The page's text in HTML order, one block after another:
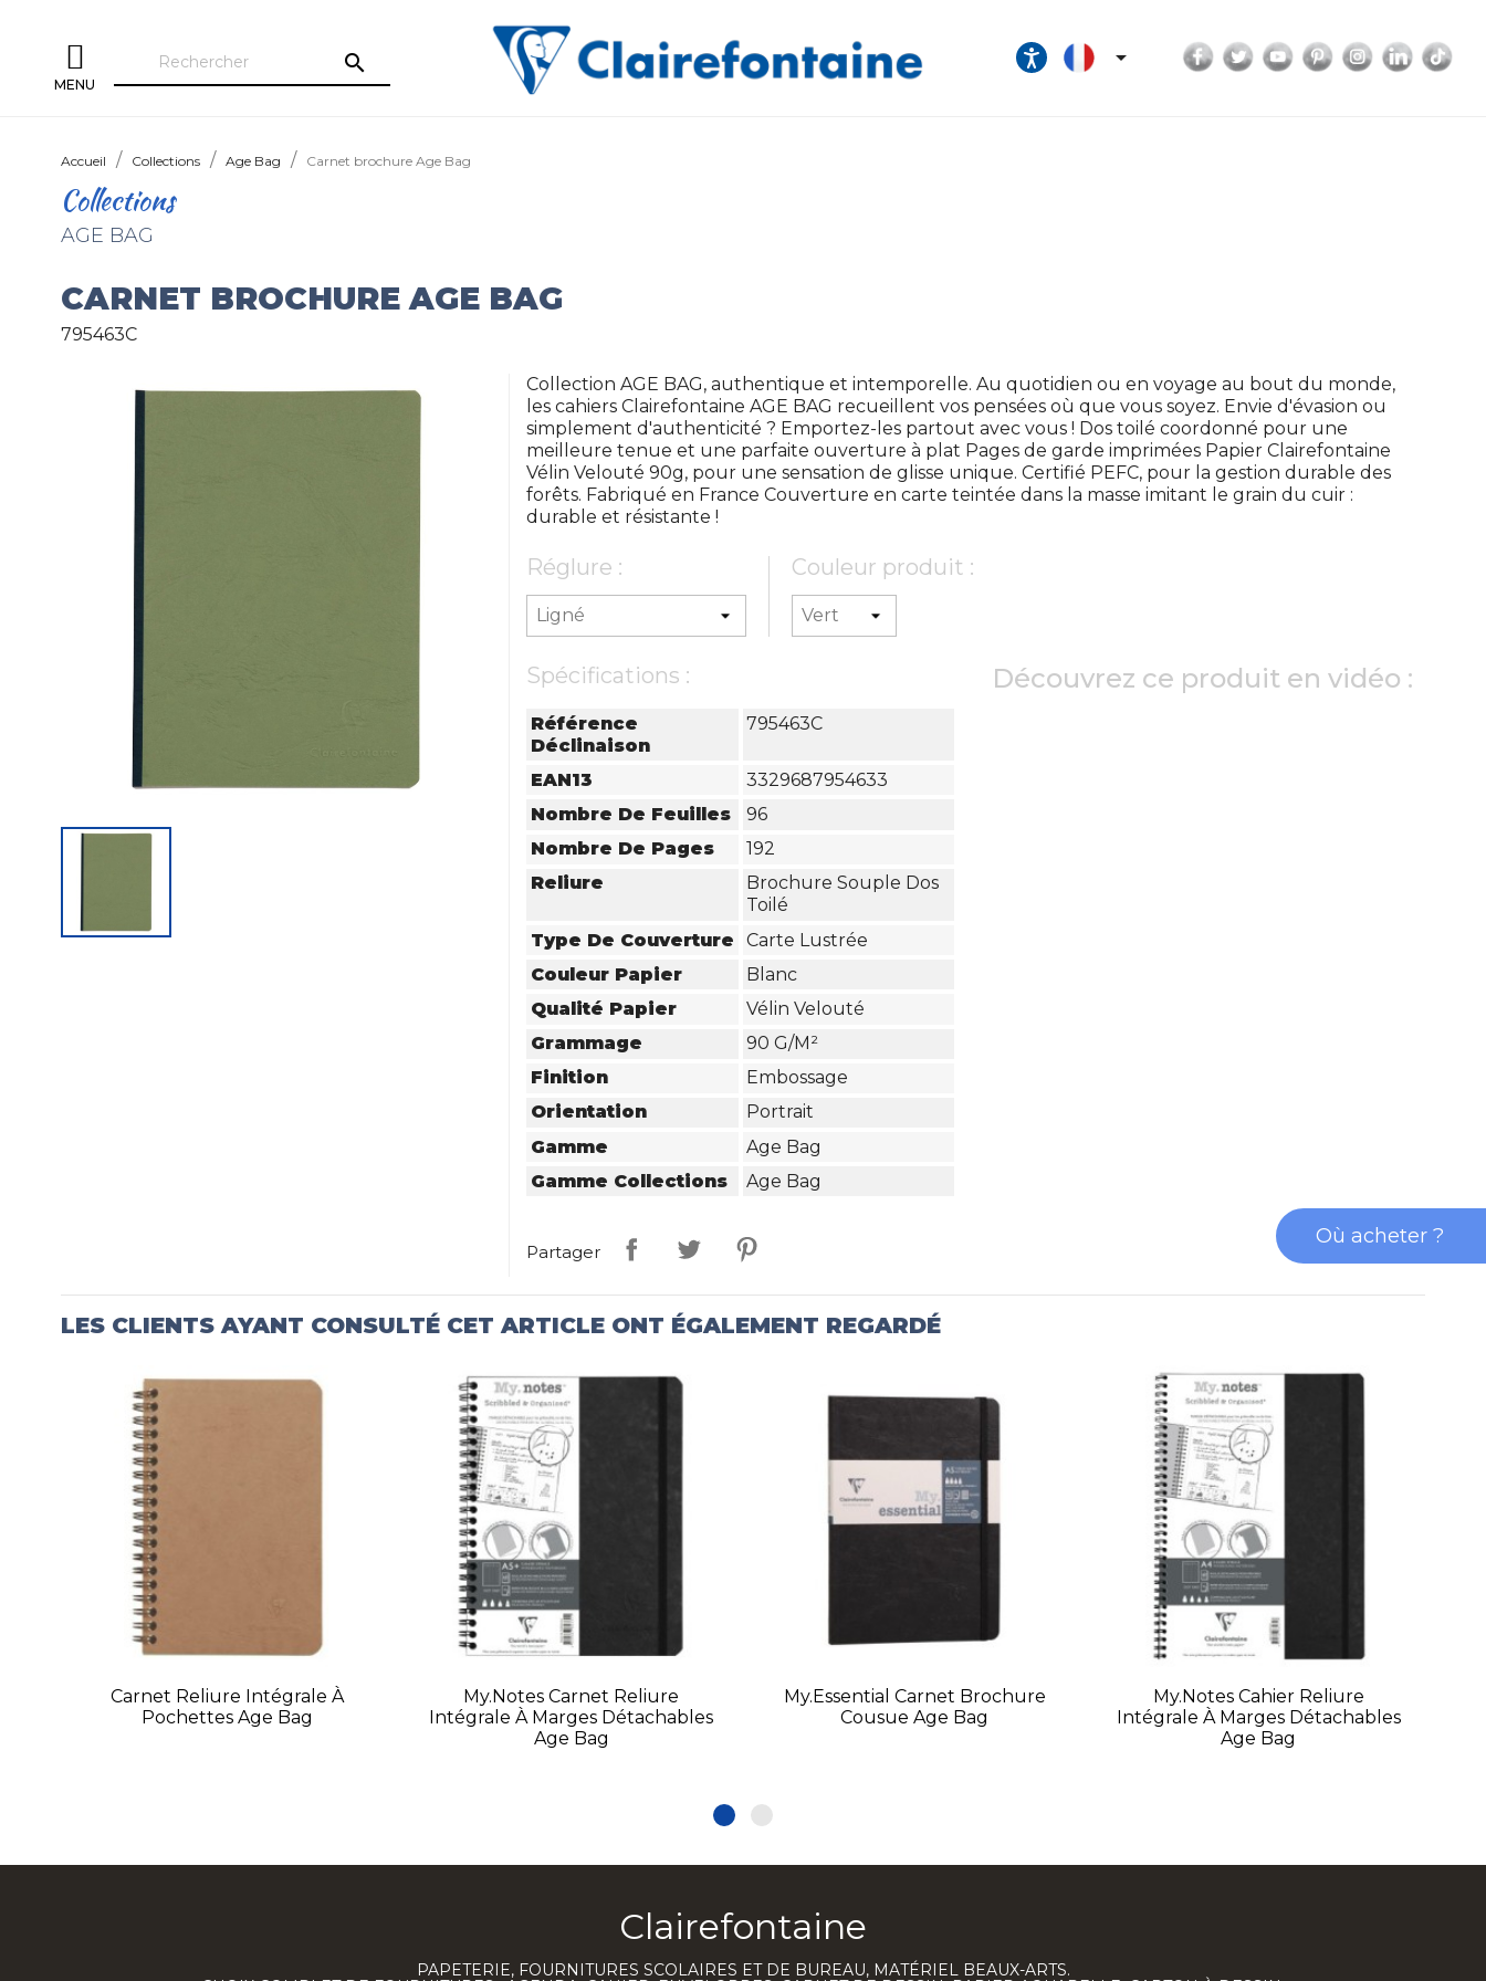
MENU
search  Facebook
TwitterYouTubePinterestInstagram
Accueil Collections Age Bag Carnet brochure Age Bag
Collections
AGE BAG
CARNET BROCHURE AGE BAG
795463C
Collection AGE BAG, authentique et intemporelle. Au quotidien ou en voyage au bout du monde,
les cahiers Clairefontaine AGE BAG recueillent vos pensées où que vous soyez. Envie d'évasion ou
simplement d'authenticité ? Emportez-les partout avec vous ! Dos toilé coordonné pour une
meilleure tenue et une parfaite ouverture à plat Pages de garde imprimées Papier Clairefontaine
Vélin Velouté 90g, pour une sensation de glisse unique. Certifié PEFC, pour la gestion durable des
forêts. Fabriqué en France Couverture en carte teintée dans la masse imitant le grain du cuir :
durable et résistante !
Réglure : Couleur produit :
Spécifications :
Référence
Déclinaison
795463C
EAN13
3329687954633
Nombre De Feuilles
96
Nombre De Pages
192
Reliure
Brochure Souple Dos
Toilé
Type De Couverture
Carte Lustrée
Couleur Papier
Blanc
Qualité Papier
Vélin Velouté
Grammage
90 G/m²
Finition
Embossage
Orientation
Portrait
Gamme
Age Bag
Gamme Collections
Age Bag
Partager
Découvrez ce produit en vidéo :
LES CLIENTS AYANT CONSULTÉ CET ARTICLE ONT ÉGALEMENT REGARDÉ
Carnet Reliure Intégrale À
Pochettes Age Bag
My.Notes Carnet Reliure
Intégrale À Marges Détachables
Age Bag
My.Essential Carnet Brochure
Cousue Age Bag
My.Notes Cahier Reliure
Intégrale À Marges Détachables
Age Bag
Clairefontaine
PAPETERIE, FOURNITURES SCOLAIRES ET DE BUREAU, MATÉRIEL BEAUX-ARTS.
Où acheter ?